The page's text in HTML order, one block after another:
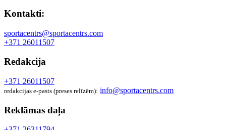
Kontakti:
sportacentrs@sportacentrs.com
+371 26011507
Redakcija
+371 26011507
redakcijas e-pasts (preses relīzēm): info@sportacentrs.com
Reklāmas daļa